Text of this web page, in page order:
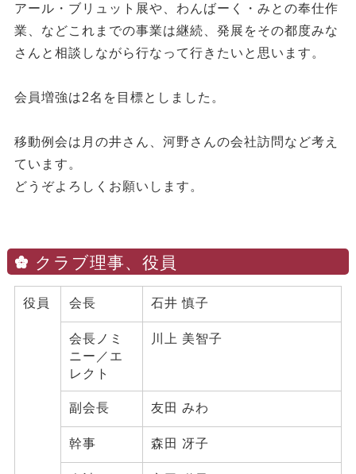
アール・ブリュット展や、わんばーく・みとの奉仕作
業、などこれまでの事業は継続、発展をその都度みな
さんと相談しながら行なって行きたいと思います。
会員増強は2名を目標としました。
移動例会は月の井さん、河野さんの会社訪問など考え
ています。
どうぞよろしくお願いします。
クラブ理事、役員
役員 会長 石井 慎子
会長ノミ
ニー／エ
レクト
川上 美智子
副会長 友田 みわ
幹事 森田 冴子